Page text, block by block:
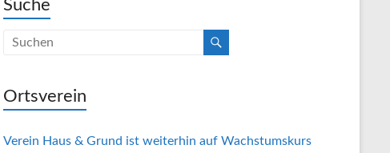
Suche
Ortsverein
Verein Haus & Grund ist weiterhin auf Wachstumskurs